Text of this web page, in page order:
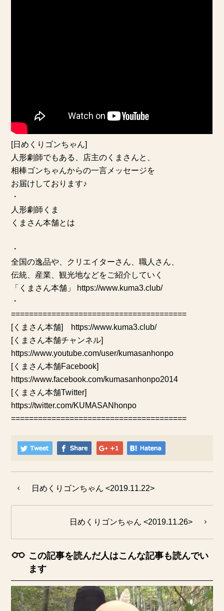
[日めくりゴンちゃん]
人形劇師でもある、店主のくまさんと、
相棒ゴンちゃんからの一言メッセージを
お届けしております♪
・
人形劇師くま
くまさん本舗とは
・
全国の逸品や、クリエイターさん、職人さん、
伝統、産業、観光地などをご紹介していく
「くまさん本舗」 https://www.kuma3.club/
・
=======================================
[くまさん本舗] https://www.kuma3.club/
[くまさん本舗チャンネル]
https://www.youtube.com/user/kumasanhonpo
[くまさん本舗Facebook]
https://www.facebook.com/kumasanhonpo2014
[くまさん本舗Twitter]
https://twitter.com/KUMASANhonpo
=======================================
日めくりゴンちゃん <2019.11.22>
日めくりゴンちゃん <2019.11.26>
この記事を読んだ人はこんな記事も読んでい
ます